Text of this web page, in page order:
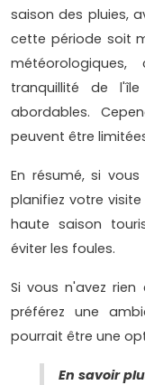
saison des pluies,
cette période soit
tranquillité de
abordables.
peuvent être
En résumé, si
planifiez votre
haute saison
éviter les foules.
Si vous n'avez
préférez une
pourrait être une
En savoir